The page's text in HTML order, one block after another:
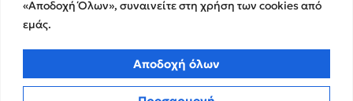
«Αποδοχή Όλων», συναινείτε στη χρήση των cookies από
εμάς.
Αποδοχή όλων
Λογιστικές & Φορολογικές
Υπηρεσίες
Insights